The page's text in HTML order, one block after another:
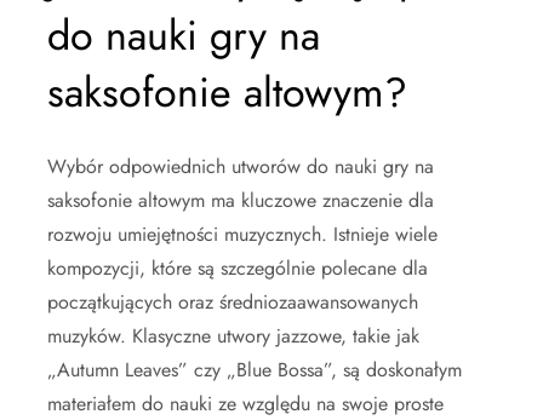
do nauki gry na
saksofonie altowym?
Wybór odpowiednich utworów do nauki gry na
saksofonie altowym ma kluczowe znaczenie dla
rozwoju umiejętności muzycznych. Istnieje wiele
kompozycji, które są szczególnie polecane dla
początkujących oraz średniozaawansowanych
muzyków. Klasyczne utwory jazzowe, takie jak
„Autumn Leaves” czy „Blue Bossa”, są doskonałym
materiałem do nauki ze względu na swoje proste